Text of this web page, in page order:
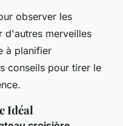
observer les
d'autres merveilles
à planifier
conseils pour tirer le
Idéal